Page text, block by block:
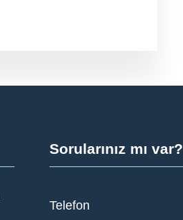
Sorularınız mı var?
Telefon